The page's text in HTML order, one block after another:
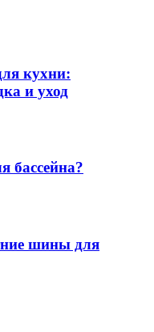
кухни:
и уход
бассейна?
шины для